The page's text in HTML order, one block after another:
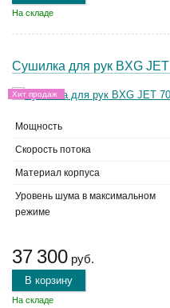
На складе
Сушилка для рук BXG
Хит продаж
Мощность
Скорость потока
Материал корпуса
Уровень шума в максимальном
режиме
37 300 руб.
В корзину
На складе